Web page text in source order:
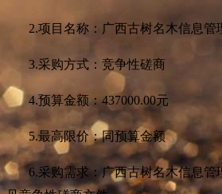
2.项目名称：广西古树名木信息管
3.采购方式：竞争性磋商
4.预算金额：437000.00元
5.最高限价：同预算金额
6.采购需求：广西古树名木信息管